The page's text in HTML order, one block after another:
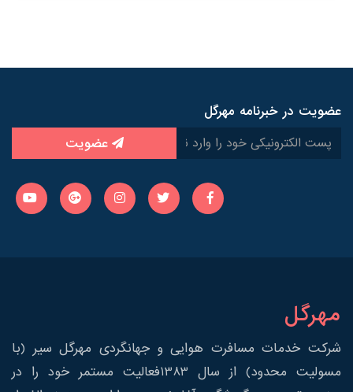
عضویت در خبرنامه مهرگل
عضویت
مهرگل
شرکت خدمات مسافرت هوایی و جهانگردی مهرگل سیر (با
مسولیت محدود) از سال 1383فعالیت مستمر خود را در